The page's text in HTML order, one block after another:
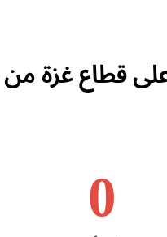
قطاع غزة من
0